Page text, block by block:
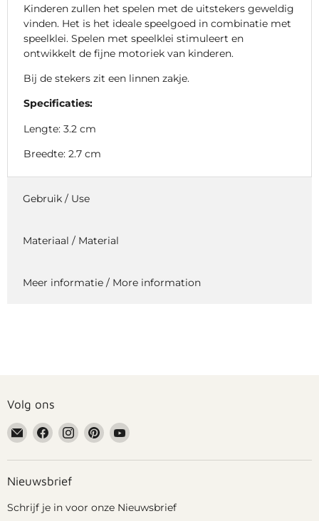
Kinderen zullen het spelen met de uitstekers geweldig
vinden. Het is het ideale speelgoed in combinatie met
speelklei. Spelen met speelklei stimuleert en
ontwikkelt de fijne motoriek van kinderen.
Bij de stekers zit een linnen zakje.
Specificaties:
Lengte: 3.2 cm
Breedte: 2.7 cm
Gebruik / Use
Materiaal / Material
Meer informatie / More information
Volg ons
Email
Grennn
Vind
ons
op
Facebook
Vind
ons
op
Vind
ons
op
Vind
op
Nieuwsbrief
Schrijf je in voor onze Nieuwsbrief